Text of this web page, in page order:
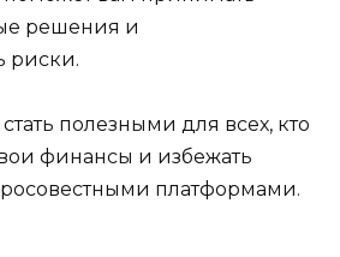
решения и
риски.
полезными для всех, кто
финансы и избежать
платформами.